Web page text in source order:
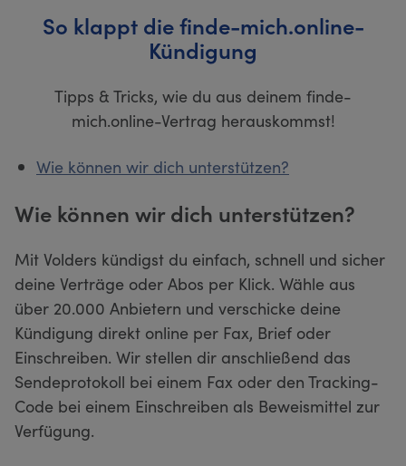
So klappt die finde-mich.online-
Kündigung
Tipps & Tricks, wie du aus deinem finde-
mich.online-Vertrag herauskommst!
Wie können wir dich unterstützen?
Wie können wir dich unterstützen?
Mit Volders kündigst du einfach, schnell und sicher
deine Verträge oder Abos per Klick. Wähle aus
über 20.000 Anbietern und verschicke deine
Kündigung direkt online per Fax, Brief oder
Einschreiben. Wir stellen dir anschließend das
Sendeprotokoll bei einem Fax oder den Tracking-
Code bei einem Einschreiben als Beweismittel zur
Verfügung.